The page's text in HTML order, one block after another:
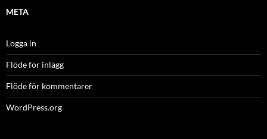
META
Logga in
Flöde för inlägg
Flöde för kommentarer
WordPress.org